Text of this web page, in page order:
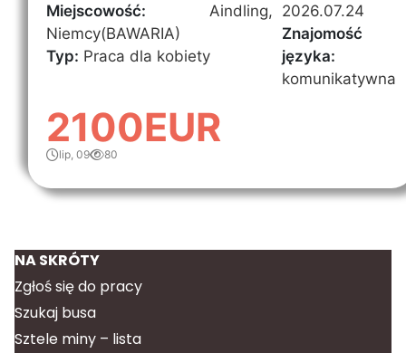
Miejscowość:
Aindling,
Niemcy(BAWARIA)
Typ: Praca dla kobiety
2026.07.24
Znajomość
języka:
komunikatywna
2100EUR
lip, 09 80
NA SKRÓTY
Zgłoś się do pracy
Szukaj busa
Sztele miny – lista